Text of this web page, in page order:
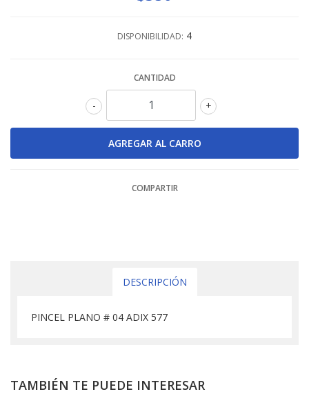
DISPONIBILIDAD: 4
CANTIDAD
+
-
COMPARTIR
DESCRIPCIÓN
PINCEL PLANO # 04 ADIX 577
TAMBIÉN TE PUEDE INTERESAR